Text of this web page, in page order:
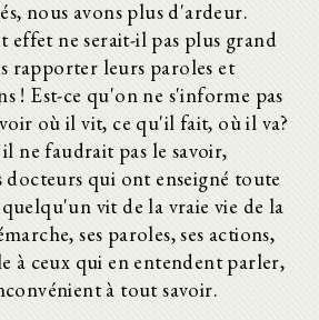
nous avons plus d'ardeur.
effet ne serait-il pas plus grand
rapporter leurs paroles et
! Est-ce qu'on ne s'informe pas
où il vit, ce qu'il fait, où il va?
ne faudrait pas le savoir,
qui ont enseigné toute
vit de la vraie vie de la
ses paroles, ses actions,
à ceux qui en entendent parler,
à tout savoir.